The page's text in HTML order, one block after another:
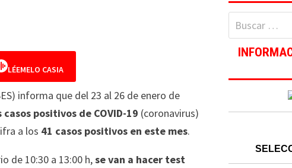
LÉEMELO CASIA
informa que del 23 al 26 de enero de
casos positivos de COVID-19 (coronavirus)
a los 41 casos positivos en este mes.
de 10:30 a 13:00 h,se van a hacer test
Buscar: